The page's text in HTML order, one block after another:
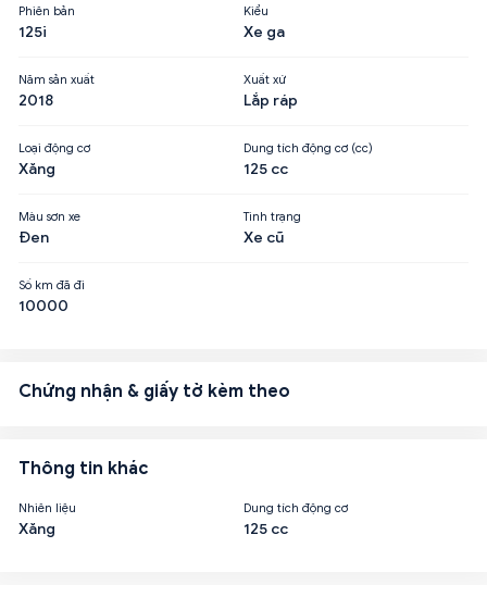
Phiên bản
125i
Kiểu
Xe ga
Năm sản xuất
2018
Xuất xứ
Lắp ráp
Loại động cơ
Xăng
Dung tích động cơ (cc)
125 cc
Màu sơn xe
Đen
Tình trạng
Xe cũ
Số km đã đi
10000
Chứng nhận & giấy tờ kèm theo
Thông tin khác
Nhiên liệu
Xăng
Dung tích động cơ
125 cc